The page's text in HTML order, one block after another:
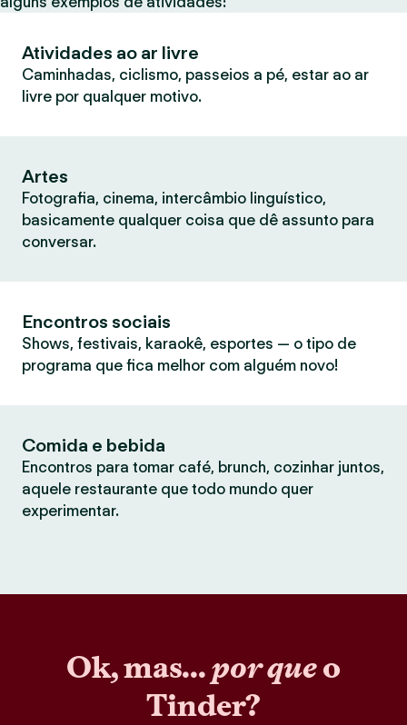
Atividades ao ar livre
Caminhadas, ciclismo, passeios a pé, estar ao ar
livre por qualquer motivo.
Artes
Fotografia, cinema, intercâmbio linguístico,
basicamente qualquer coisa que dê assunto para
conversar.
Encontros sociais
Shows, festivais, karaokê, esportes — o tipo de
programa que fica melhor com alguém novo!
Comida e bebida
Encontros para tomar café, brunch, cozinhar juntos,
aquele restaurante que todo mundo quer
experimentar.
Ok, mas...por queo
Tinder?